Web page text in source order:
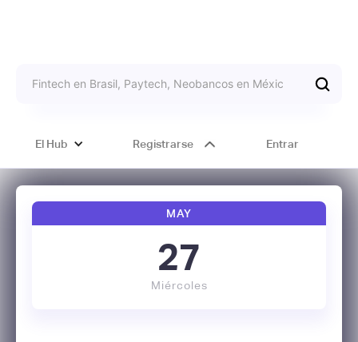
El Hub Registrarse Entrar
MAY
27
Miércoles